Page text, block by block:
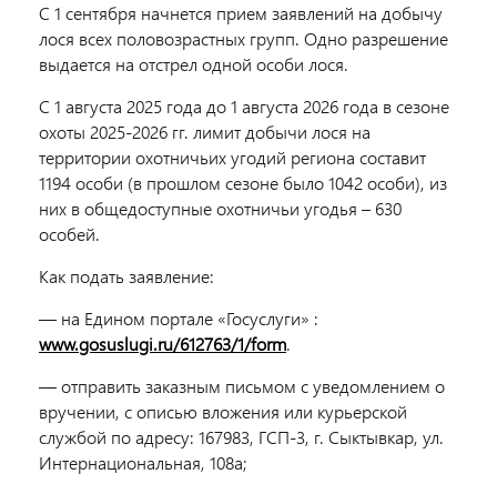
С 1 сентября начнется прием заявлений на добычу
лося всех половозрастных групп. Одно разрешение
выдается на отстрел одной особи лося.
С 1 августа 2025 года до 1 августа 2026 года в сезоне
охоты 2025-2026 гг. лимит добычи лося на
территории охотничьих угодий региона составит
1194 особи (в прошлом сезоне было 1042 особи), из
них в общедоступные охотничьи угодья – 630
особей.
Как подать заявление:
— на Едином портале «Госуслуги» :
www.gosuslugi.ru/612763/1/form.
— отправить заказным письмом с уведомлением о
вручении, с описью вложения или курьерской
службой по адресу: 167983, ГСП-3, г. Сыктывкар, ул.
Интернациональная, 108а;